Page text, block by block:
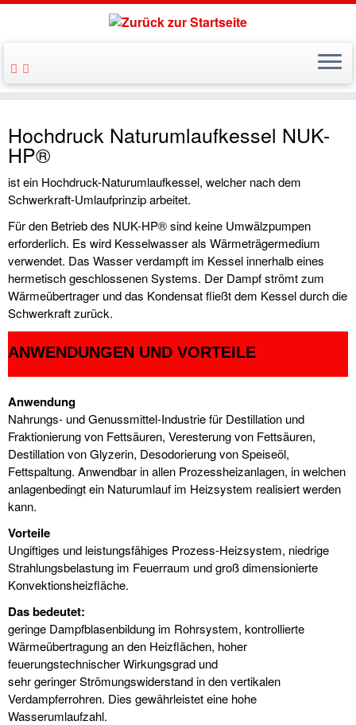
Hochdruck Naturumlaufkessel NUK-
HP®
ist ein Hochdruck-Naturumlaufkessel, welcher nach dem
Schwerkraft-Umlaufprinzip arbeitet.
Für den Betrieb des NUK-HP® sind keine Umwälzpumpen
erforderlich. Es wird Kesselwasser als Wärmeträgermedium
verwendet. Das Wasser verdampft im Kessel innerhalb eines
hermetisch geschlossenen Systems. Der Dampf strömt zum
Wärmeübertrager und das Kondensat fließt dem Kessel durch die
Schwerkraft zurück.
ANWENDUNGEN UND VORTEILE
Anwendung
Nahrungs- und Genussmittel-Industrie für Destillation und
Fraktionierung von Fettsäuren, Veresterung von Fettsäuren,
Destillation von Glyzerin, Desodorierung von Speiseöl,
Fettspaltung. Anwendbar in allen Prozessheizanlagen, in welchen
anlagenbedingt ein Naturumlauf im Heizsystem realisiert werden
kann.
Vorteile
Ungiftiges und leistungsfähiges Prozess-Heizsystem, niedrige
Strahlungsbelastung im Feuerraum und groß dimensionierte
Konvektionsheizfläche.
Das bedeutet:
geringe Dampfblasenbildung im Rohrsystem, kontrollierte
Wärmeübertragung an den Heizflächen, hoher
feuerungstechnischer Wirkungsgrad und
sehr geringer Strömungswiderstand in den vertikalen
Verdampferrohren. Dies gewährleistet eine hohe
Wasserumlaufzahl.